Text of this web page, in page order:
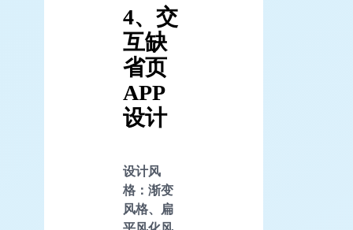
4、交
互缺
省页
APP
设计
设计风
格：渐变
风格、扁